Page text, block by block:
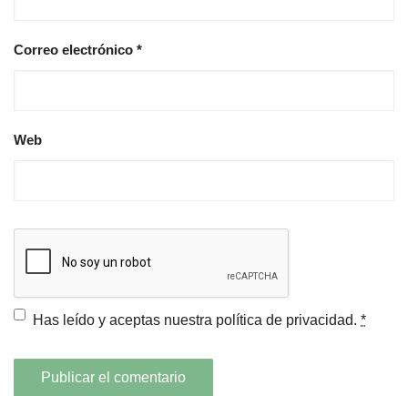
Correo electrónico *
Web
Has leído y aceptas nuestra política de privacidad. *